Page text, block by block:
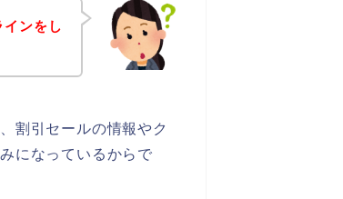
ンをし
割引セールの情報やク
になっているからで